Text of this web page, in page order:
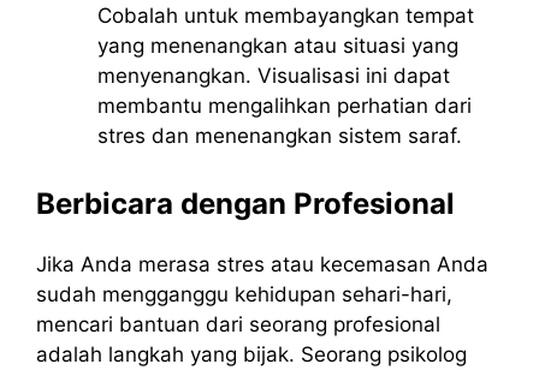
Cobalah untuk membayangkan tempat
yang menenangkan atau situasi yang
menyenangkan. Visualisasi ini dapat
membantu mengalihkan perhatian dari
stres dan menenangkan sistem saraf.
Berbicara dengan Profesional
Jika Anda merasa stres atau kecemasan Anda
sudah mengganggu kehidupan sehari-hari,
mencari bantuan dari seorang profesional
adalah langkah yang bijak. Seorang psikolog